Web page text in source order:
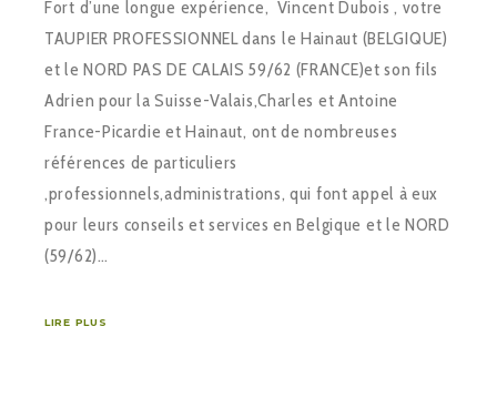
Fort d’une longue expérience, Vincent Dubois , votre
TAUPIER PROFESSIONNEL dans le Hainaut (BELGIQUE)
et le NORD PAS DE CALAIS 59/62 (FRANCE)et son fils
Adrien pour la Suisse-Valais,Charles et Antoine
France-Picardie et Hainaut, ont de nombreuses
références de particuliers
,professionnels,administrations, qui font appel à eux
pour leurs conseils et services en Belgique et le NORD
(59/62)…
LIRE PLUS